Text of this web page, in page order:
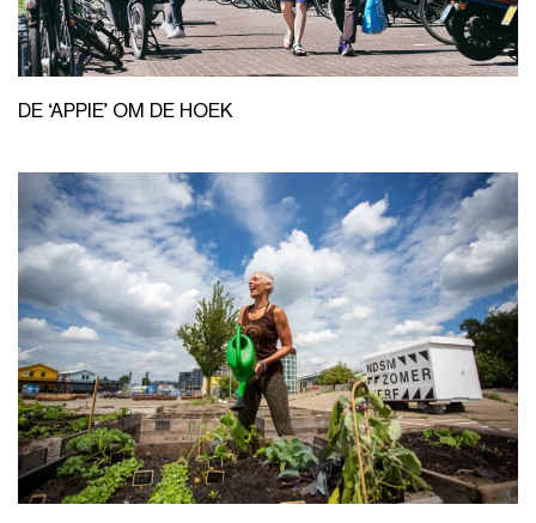
DE ‘APPIE’ OM DE HOEK